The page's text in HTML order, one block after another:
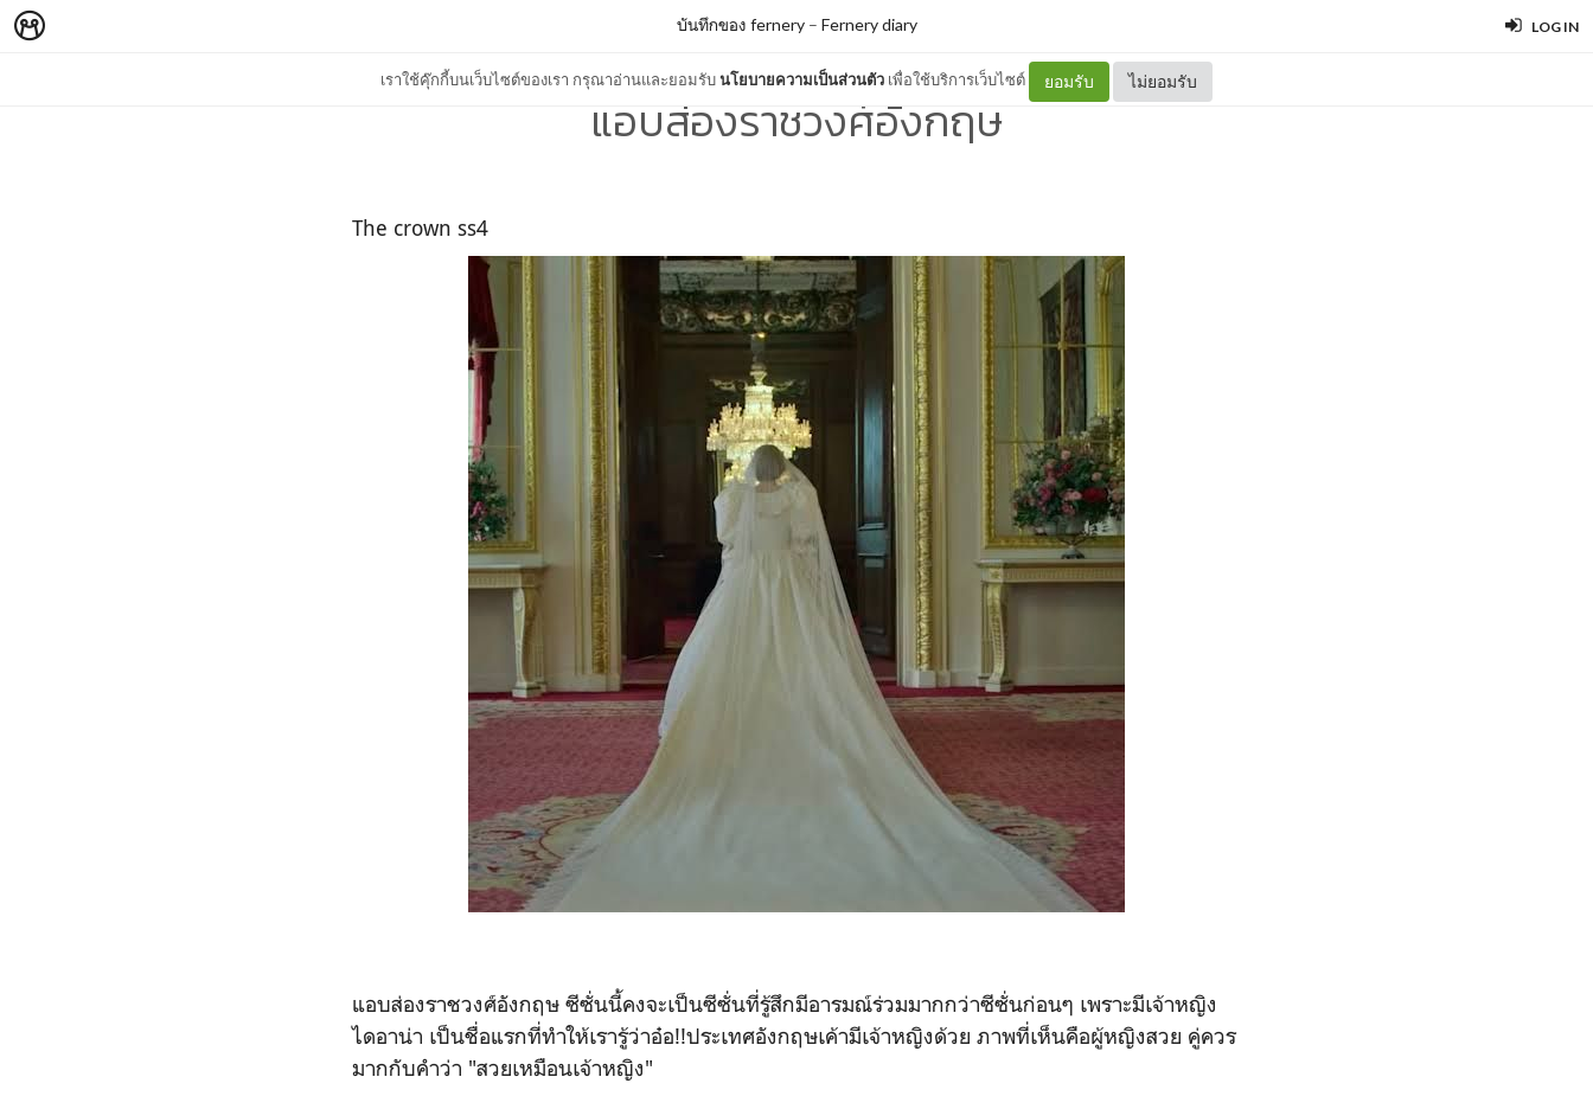
LOG IN
เราใช้คุ๊กกี้บนเว็บไซต์ของเรา กรุณาอ่านและยอมรับนโยบายความเป็นส่วนตัว เพื่อใช้บริการเว็บไซต์ ยอมรับ ไม่ยอมรับ
บันทึกของ fernery– Fernery diary
แอบส่องราชวงศ์อังกฤษ
The crown ss4
แอบส่องราชวงศ์อังกฤษ ซีซั่นนี้คงจะเป็นซีซั่นที่รู้สึกมีอารมณ์ร่วมมากกว่าซีซั่นก่อนๆ เพราะมีเจ้าหญิง
ไดอาน่า เป็นชื่อแรกที่ทำให้เรารู้ว่าอ๋อ!!ประเทศอังกฤษเค้ามีเจ้าหญิงด้วย ภาพที่เห็นคือผู้หญิงสวย คู่ควร
มากกับคำว่า "สวยเหมือนเจ้าหญิง"